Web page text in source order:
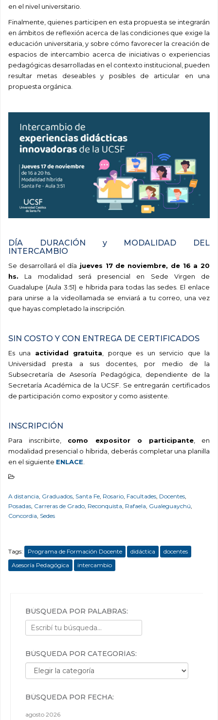
en el nivel universitario.
Finalmente, quienes participen en esta propuesta se integrarán
en ámbitos de reflexión acerca de las condiciones que exige la
educación universitaria, y sobre cómo favorecer la creación de
espacios de intercambio acerca de iniciativas o experiencias
pedagógicas desarrolladas en el contexto institucional, pueden
resultar metas deseables y posibles de articular en una
propuesta orgánica.
DÍA DURACIÓN y MODALIDAD DEL
INTERCAMBIO
Se desarrollará el día jueves 17 de noviembre, de 16 a 20
hs. La modalidad será presencial en Sede Virgen de
Guadalupe (Aula 3:51) e híbrida para todas las sedes. El enlace
para unirse a la videollamada se enviará a tu correo, una vez
que hayas completado la inscripción.
SIN COSTO Y CON ENTREGA DE CERTIFICADOS
Es una actividad gratuita , porque es un servicio que la
Universidad presta a sus docentes, por medio de la
Subsecretaría de Asesoría Pedagógica, dependiente de la
Secretaría Académica de la UCSF. Se entregarán certificados
de participación como expositor y como asistente.
INSCRIPCIÓN
Para inscribirte, como expositor o participante, en
modalidad presencial o híbrida, deberás completar una planilla
en el siguiente ENLACE
A distancia Graduados Santa Fe Rosario Facultades Docentes
Posadas Carreras de Grado Reconquista Rafaela Gualeguaychú
Concordia Sedes
Tags: Programa de Formación Docente didáctica
docentes
Asesoría Pedagógica
intercambio
BÚSQUEDA POR PALABRAS:
BÚSQUEDA POR CATEGORÍAS:
Búsqueda por categorías:
BÚSQUEDA POR FECHA:
agosto 2026